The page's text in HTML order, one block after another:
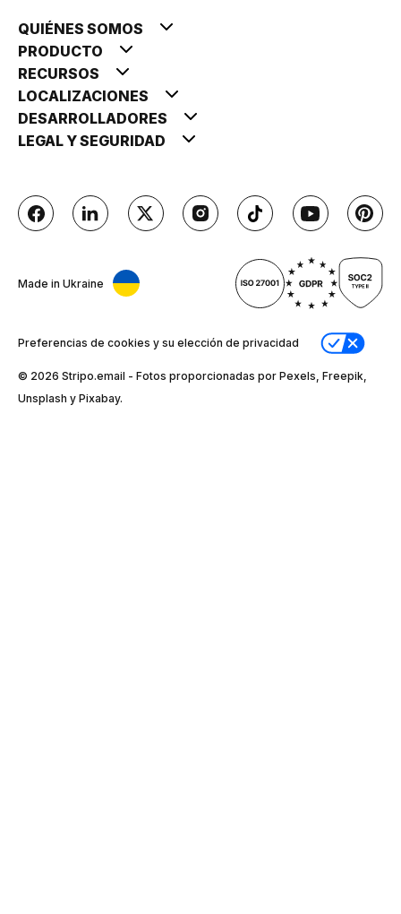
QUIÉNES SOMOS
PRODUCTO
RECURSOS
LOCALIZACIONES
DESARROLLADORES
LEGAL Y SEGURIDAD
Made in Ukraine
Preferencias de cookies y su elección de privacidad
© 2026 Stripо.email - Fotos proporcionadas por Pexels, Freepik,
Unsplash y Pixabay.